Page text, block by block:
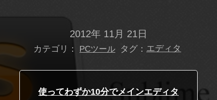
2012年 11月 21日
カテゴリ： PCツール タグ： エディタ
使ってわずか10分でメインエディタ